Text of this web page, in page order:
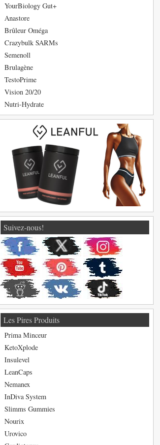
YourBiology Gut+
Anastore
Brûleur Oméga
Crazybulk SARMs
Semenoll
Brulagène
TestoPrime
Vision 20/20
Nutri-Hydrate
Suivez-nous!
Les Pires Produits
Prima Minceur
KetoXplode
Insulevel
LeanCaps
Nemanex
InDiva System
Slimms Gummies
Nourix
Urovico